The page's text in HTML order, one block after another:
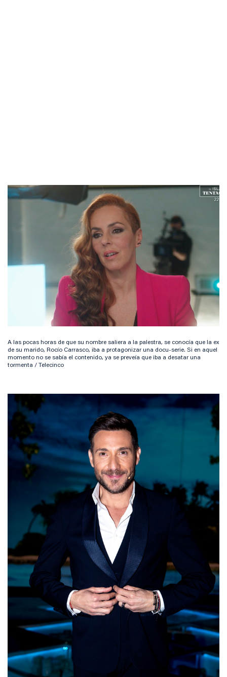
A las pocas horas de que su nombre saliera a la palestra, se conocía que la ex
de su marido, Rocío Carrasco, iba a protagonizar una docu-serie. Si en aquel
momento no se sabía el contenido, ya se preveía que iba a desatar una
tormenta / Telecinco